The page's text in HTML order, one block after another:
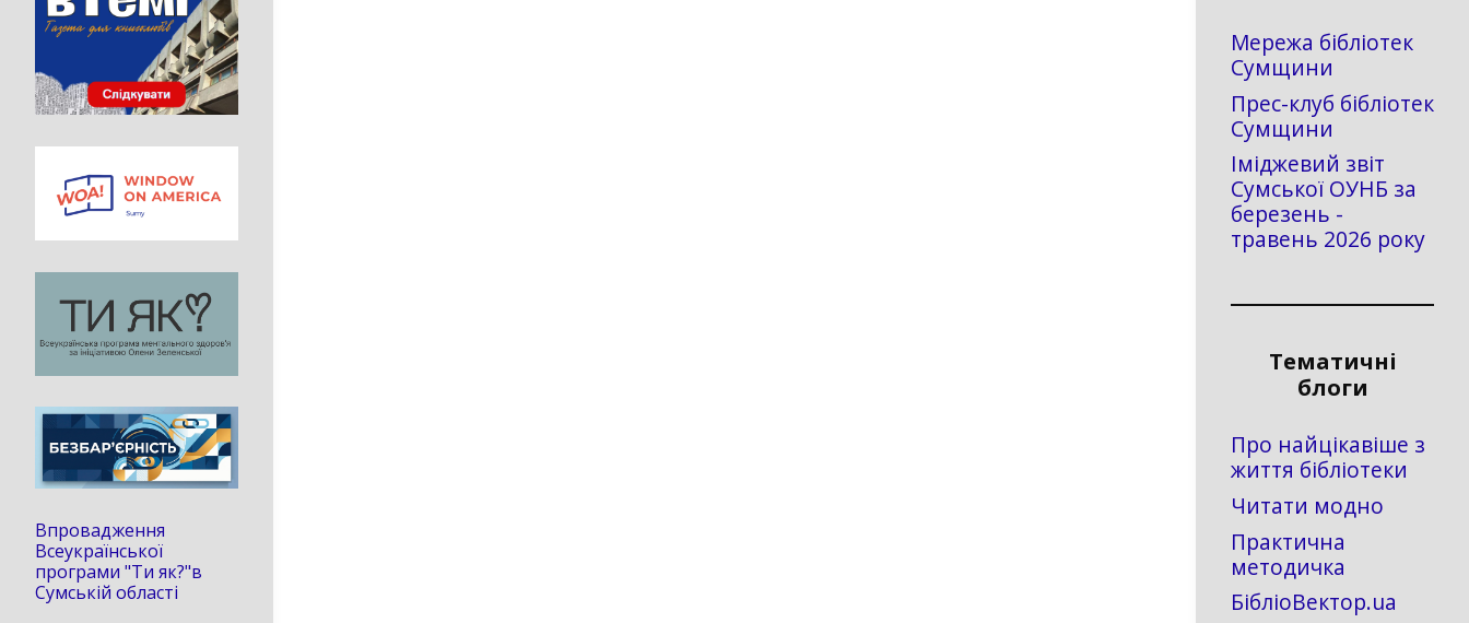
Впровадження
Всеукраїнської
програми "Ти як?"в
Сумській області
Мережа бібліотек
Сумщини
Прес-клуб бібліотек
Сумщини
Іміджевий звіт
Сумської ОУНБ за
березень -
травень 2026 року
Тематичні
блоги
Про найцікавіше з
життя бібліотеки
Читати модно
Практична
методичка
БібліоВектор.ua